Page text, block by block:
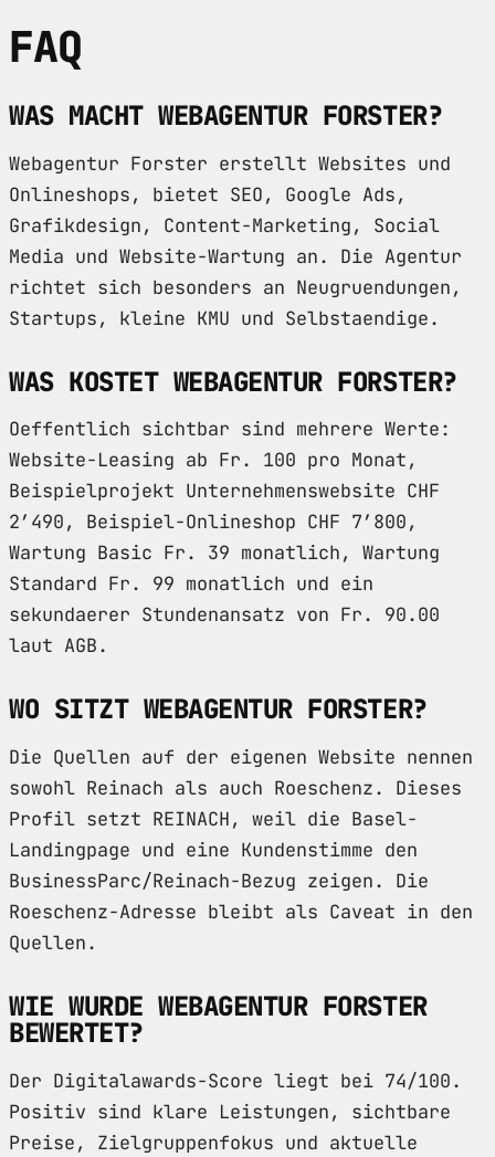
FAQ
WAS MACHT WEBAGENTUR FORSTER?
Webagentur Forster erstellt Websites und
Onlineshops, bietet SEO, Google Ads,
Grafikdesign, Content-Marketing, Social
Media und Website-Wartung an. Die Agentur
richtet sich besonders an Neugruendungen,
Startups, kleine KMU und Selbstaendige.
WAS KOSTET WEBAGENTUR FORSTER?
Oeffentlich sichtbar sind mehrere Werte:
Website-Leasing ab Fr. 100 pro Monat,
Beispielprojekt Unternehmenswebsite CHF
2’490, Beispiel-Onlineshop CHF 7’800,
Wartung Basic Fr. 39 monatlich, Wartung
Standard Fr. 99 monatlich und ein
sekundaerer Stundenansatz von Fr. 90.00
laut AGB.
WO SITZT WEBAGENTUR FORSTER?
Die Quellen auf der eigenen Website nennen
sowohl Reinach als auch Roeschenz. Dieses
Profil setzt REINACH, weil die Basel-
Landingpage und eine Kundenstimme den
BusinessParc/Reinach-Bezug zeigen. Die
Roeschenz-Adresse bleibt als Caveat in den
Quellen.
WIE WURDE WEBAGENTUR FORSTER
BEWERTET?
Der Digitalawards-Score liegt bei 74/100.
Positiv sind klare Leistungen, sichtbare
Preise, Zielgruppenfokus und aktuelle